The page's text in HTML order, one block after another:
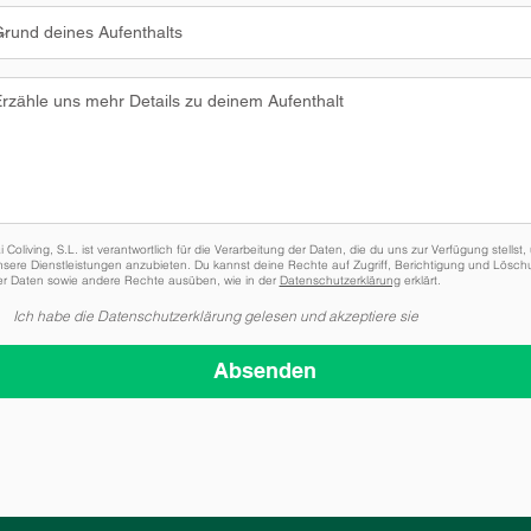
Absenden
Coliving, S.L. ist verantwortlich für die Verarbeitung der Daten, die du uns zur Verfügung stellst,
Dienstleistungen anzubieten. Du kannst deine Rechte auf Zugriff, Berichtigung und
Daten sowie andere Rechte ausüben, wie in der Datenschutzerklärungerklärt.
Ich habe die Datenschutzerklärung gelesen und akzeptiere sie